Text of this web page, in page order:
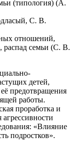
(типология) (А.
С. В.
отношений,
распад семьи (С. В.
детей,
предотвращения
работы.
проработка и
«Влияние
подростков».